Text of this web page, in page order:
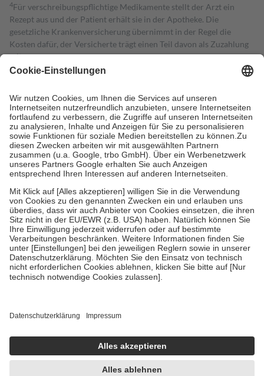
4Für verschreibungspflichtige Medikamente stellt der Arzt ein
Rezept aus und der Patient erhält sie in der Apotheke. Die
gesetzliche Krankenversicherung übernimmt in der Regel die
Kosten dafür, der Versicherte trägt einen Teil davon als Zuzahlung
mit.
Grundsätzlich leisten Mitglieder Zuzahlungen in Höhe von zehn
höchstens zehn Euro.
Es sind jedoch nie mehr als die tatsächlichen
Kosten der Leistung zu entrichten.
Diese Regeln gelten grundsätzlich auch für Online-Apotheken.
Bei Heilmitteln und häuslicher Krankenpflege beträgt die
Zuzahlung zehn Prozent der Kosten sowie zehn Euro je
Verordnung.
Um das Engagement der Versicherten für ihre eigene Gesundheit zu
stärken und die besondere Stellung der Familie zu unterstützen,
fallenkeine Zuzahlungenan bei:
• Kindern und Jugendlichen bis zum vollendeten 18. Lebensjahr
mit Ausnahme der Fahrkosten
• Untersuchungen zur Vorsorge und Früherkennung, die von der
GKV getragen werden
• empfohlenen Schutzimpfungen
• Harn- und Blutteststreifen
getroffen, um sicherzustellen, dass es sich um echte Bewertungen
https://help.etrusted.com/hc/de/articles/4419944605341
Einige Bilder und Inhalte wurden unter Zuhilfenahme künstlicher